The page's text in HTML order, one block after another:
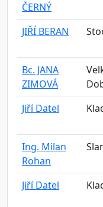
ČERNÝ
JIŘÍ BERAN
Bc. JANA
ZIMOVÁ
Jiří Datel
Ing. Milan
Rohan
Jiří Datel